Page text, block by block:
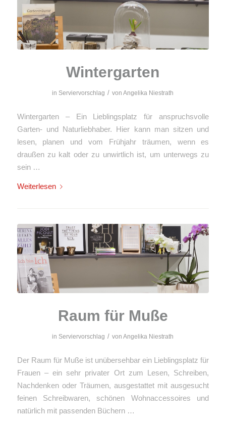
Wintergarten
in Serviervorschlag / vonAngelika Niestrath
Wintergarten – Ein Lieblingsplatz für anspruchsvolle
Garten- und Naturliebhaber. Hier kann man sitzen und
lesen, planen und vom Frühjahr träumen, wenn es
draußen zu kalt oder zu unwirtlich ist, um unterwegs zu
sein …
Weiterlesen
Raum für Muße
in Serviervorschlag / vonAngelika Niestrath
Der Raum für Muße ist unübersehbar ein Lieblingsplatz für
Frauen – ein sehr privater Ort zum Lesen, Schreiben,
Nachdenken oder Träumen, ausgestattet mit ausgesucht
feinen Schreibwaren, schönen Wohnaccessoires und
natürlich mit passenden Büchern …